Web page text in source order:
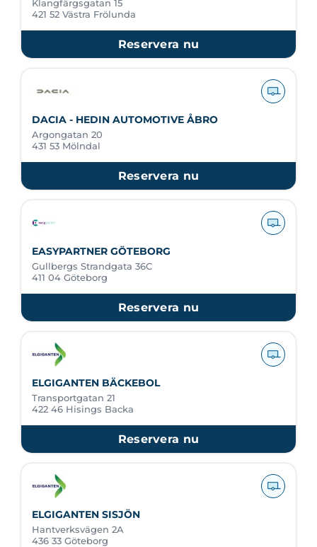
Klangfärgsgatan 15
421 52 Västra Frölunda
Reservera nu
DACIA - HEDIN AUTOMOTIVE ÅBRO
Argongatan 20
431 53 Mölndal
Reservera nu
EASYPARTNER GÖTEBORG
Gullbergs Strandgata 36C
411 04 Göteborg
Reservera nu
ELGIGANTEN BÄCKEBOL
Transportgatan 21
422 46 Hisings Backa
Reservera nu
ELGIGANTEN SISJÖN
Hantverksvägen 2A
436 33 Göteborg